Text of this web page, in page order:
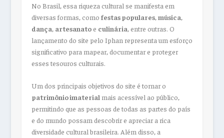
No Brasil, essa riqueza cultural se manifesta em
diversas formas, como festas populares,música,
dança, artesanatoe culinária, entre outras. O
lançamento do site pelo Iphan representa um esforço
significativo para mapear, documentar e proteger
esses tesouros culturais.
Um dos principais objetivos do site é tornar o
patrimônio imaterial mais acessível ao público,
permitindo que as pessoas de todas as partes do país
e do mundo possam descobrir e apreciar a rica
diversidade cultural brasileira. Além disso, a